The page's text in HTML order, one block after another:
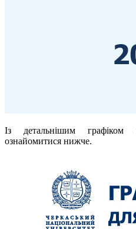
Із детальнішим графіком
ознайомитися нижче.